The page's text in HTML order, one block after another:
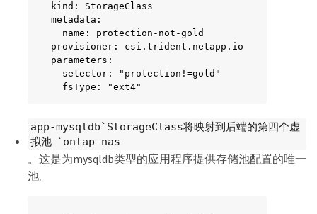
kind: StorageClass
metadata:
  name: protection-not-gold
provisioner: csi.trident.netapp.io
parameters:
  selector: "protection!=gold"
  fsType: "ext4"
app-mysqldb`StorageClass将映射到后端的第四个虚
拟池 `ontap-nas
。这是为mysqldb类型的应用程序提供存储池配置的唯一
池。